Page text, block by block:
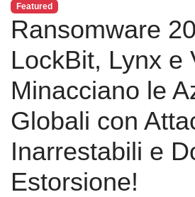
Featured
Ransomware
LockBit, Lynx e
Minacciano le
Globali con
Inarrestabili e
Estorsione!